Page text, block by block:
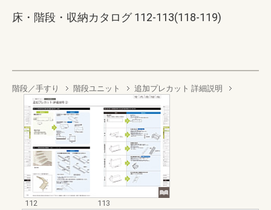
床・階段・収納カタログ 112-113(118-119)
階段／手すり 階段ユニット 追加プレカット 詳細説明
112
113